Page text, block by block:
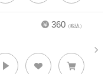
360 （税込）